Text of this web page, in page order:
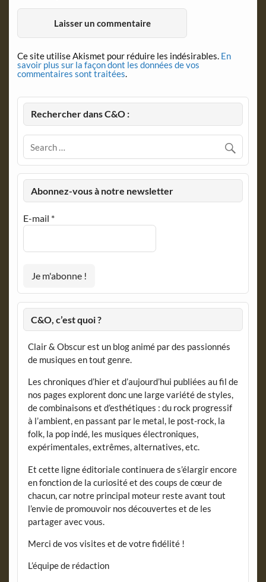
Ce site utilise Akismet pour réduire les indésirables. En
savoir plus sur la façon dont les données de vos
commentaires sont traitées.
Rechercher dans C&O :
Abonnez-vous à notre newsletter
E-mail *
C&O, c’est quoi ?
Clair & Obscur est un blog animé par des passionnés
de musiques en tout genre.
Les chroniques d’hier et d’aujourd’hui publiées au fil de
nos pages explorent donc une large variété de styles,
de combinaisons et d’esthétiques : du rock progressif
à l’ambient, en passant par le metal, le post-rock, la
folk, la pop indé, les musiques électroniques,
expérimentales, extrêmes, alternatives, etc.
Et cette ligne éditoriale continuera de s’élargir encore
en fonction de la curiosité et des coups de cœur de
chacun, car notre principal moteur reste avant tout
l’envie de promouvoir nos découvertes et de les
partager avec vous.
Merci de vos visites et de votre fidélité !
L’équipe de rédaction